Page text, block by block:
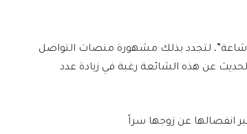
لتجدد بذلك مشهورة منصات التواصل
عن هذه الشائعة رغبة في زيادة عدد
انفصالها عن زوجها سراً